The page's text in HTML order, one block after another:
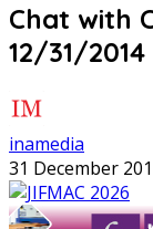
‎Chat with
12/31/2014
inamedia
31 December